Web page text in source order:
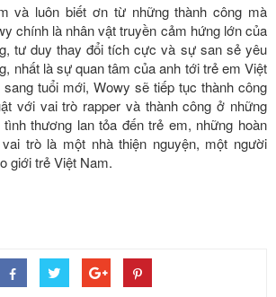
và luôn biết ơn từ những thành công mà
chính là nhân vật truyền cảm hứng lớn của
tư duy thay đổi tích cực và sự san sẻ yêu
nhất là sự quan tâm của anh tới trẻ em Việt
tuổi mới, Wowy sẽ tiếp tục thành công
với vai trò rapper và thành công ở những
thương lan tỏa đến trẻ em, những hoàn
trò là một nhà thiện nguyện, một người
giới trẻ Việt Nam.